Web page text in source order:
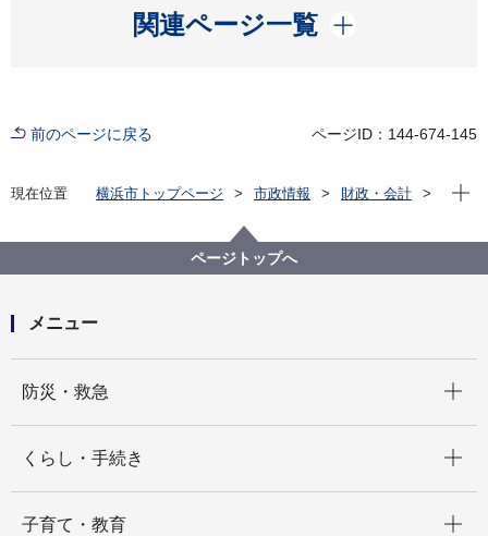
関連ページ一覧
開く
前のページに戻る ページID：144-674-145
現在位置 横浜市トップページ 市政情報
財政・会計
現在
ページトップへ
メニュー
防災・救急
くらし・手続き
子育て・教育